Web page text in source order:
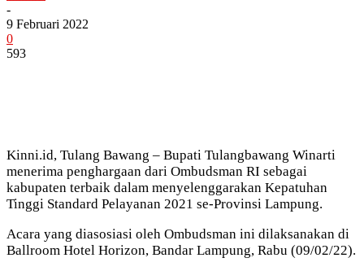
-
9 Februari 2022
0
593
Kinni.id, Tulang Bawang – Bupati Tulangbawang Winarti
menerima penghargaan dari Ombudsman RI sebagai
kabupaten terbaik dalam menyelenggarakan Kepatuhan
Tinggi Standard Pelayanan 2021 se-Provinsi Lampung.
Acara yang diasosiasi oleh Ombudsman ini dilaksanakan di
Ballroom Hotel Horizon, Bandar Lampung, Rabu (09/02/22).